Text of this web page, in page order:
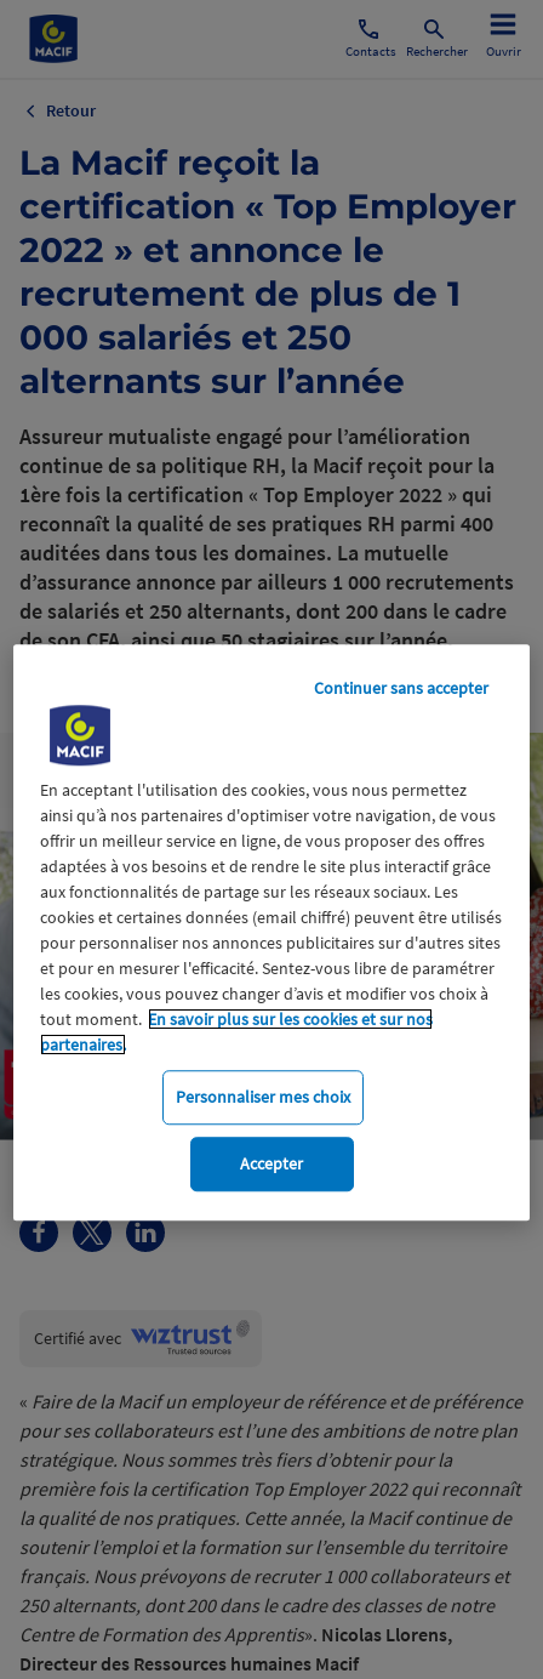
Contacts Rechercher Ouvrir
Retour
La Macif reçoit la
certification « Top Employer
2022 » et annonce le
recrutement de plus de 1
000 salariés et 250
alternants sur l’année
Assureur mutualiste engagé pour l’amélioration
continue de sa politique RH, la Macif reçoit pour la
1ère fois la certification « Top Employer 2022 » qui
reconnaît la qualité de ses pratiques RH parmi 400
auditées dans tous les domaines. La mutuelle
d’assurance annonce par ailleurs 1 000 recrutements
de salariés et 250 alternants, dont 200 dans le cadre
de son CFA, ainsi que 50 stagiaires sur l’année.
Institutionnel
Certifié avecWiztrust
trusted
« Faire de la Macif un employeur de référence et de préférence
pour ses collaborateurs est l’une des ambitions de notre plan
stratégique. Nous sommes très fiers d’obtenir pour la
première fois la certification Top Employer 2022 qui reconnaît
la qualité de nos pratiques. Cette année, la Macif continue de
soutenir l’emploi et la formation sur l’ensemble du territoire
français. Nous prévoyons de recruter 1 000 collaborateurs et
250 alternants, dont 200 dans le cadre des classes de notre
Centre de Formation des Apprentis». Nicolas Llorens,
Directeur des Ressources humaines Macif
En acceptant l'utilisation des cookies, vous nous permettez
ainsi qu’à nos partenaires d'optimiser votre navigation, de vous
offrir un meilleur service en ligne, de vous proposer des offres
adaptées à vos besoins et de rendre le site plus interactif grâce
aux fonctionnalités de partage sur les réseaux sociaux. Les
cookies et certaines données (email chiffré) peuvent être utilisés
pour personnaliser nos annonces publicitaires sur d'autres sites
et pour en mesurer l'efficacité. Sentez-vous libre de paramétrer
les cookies, vous pouvez changer d’avis et modifier vos choix à
tout moment. En savoir plus sur les cookies et sur nos
partenaires.
Personnaliser mes choix
Continuer sans accepter
Accepter